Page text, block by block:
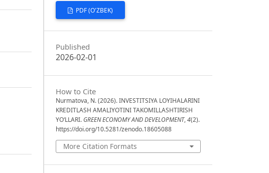
PDF (O'ZBEK)
Published
2026-02-01
How to Cite
Nurmatova, N. (2026). INVESTITSIYA LOYIHALARINI
KREDITLASH AMALIYOTINI TAKOMILLASHTIRISH
YO‘LLARI. GREEN ECONOMY AND DEVELOPMENT,4(2).
https://doi.org/10.5281/zenodo.18605088
More Citation Formats